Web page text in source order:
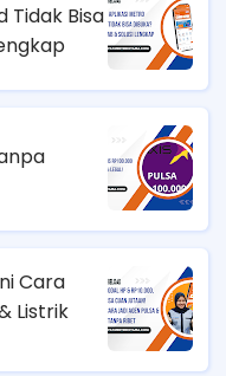
Tidak Bisa
Cara
Listrik